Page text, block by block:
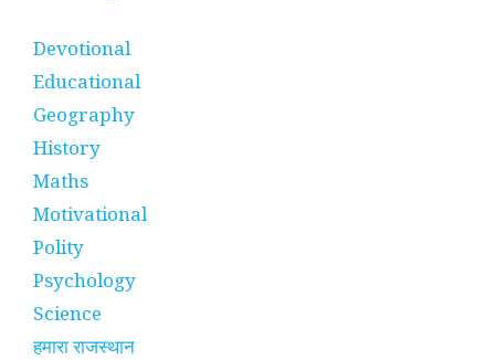
Devotional
Educational
Geography
History
Maths
Motivational
Polity
Psychology
Science
हमारा राजस्थान